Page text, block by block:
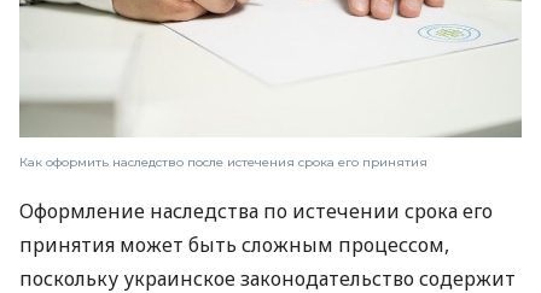
Как оформить наследство после истечения срока его принятия
Оформление наследства по истечении срока его
принятия может быть сложным процессом,
поскольку украинское законодательство содержит